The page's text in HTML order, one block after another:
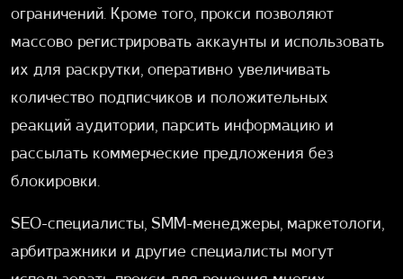
ограничений. Кроме того, прокси позволяют
массово регистрировать аккаунты и использовать
их для раскрутки, оперативно увеличивать
количество подписчиков и положительных
реакций аудитории, парсить информацию и
рассылать коммерческие предложения без
блокировки.
SEO-специалисты, SMM-менеджеры, маркетологи,
арбитражники и другие специалисты могут